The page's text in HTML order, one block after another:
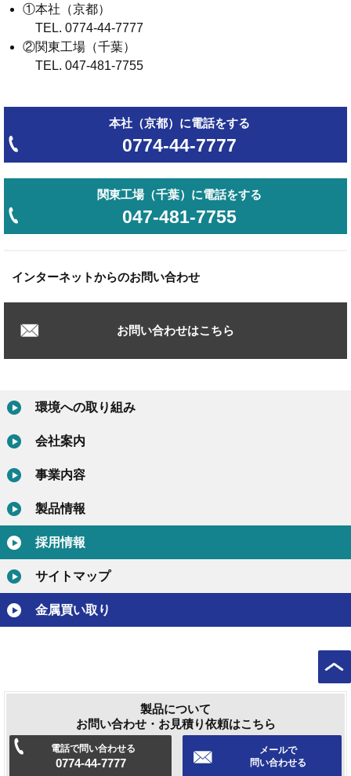
①本社（京都）
TEL. 0774-44-7777
②関東工場（千葉）
TEL. 047-481-7755
本社（京都）に電話をする
0774-44-7777
関東工場（千葉）に電話をする
047-481-7755
インターネットからのお問い合わせ
お問い合わせはこちら
環境への取り組み
会社案内
事業内容
製品情報
採用情報
サイトマップ
金属買い取り
製品について
お問い合わせ・お見積り依頼はこちら
電話で問い合わせる
0774-44-7777
メールで
問い合わせる